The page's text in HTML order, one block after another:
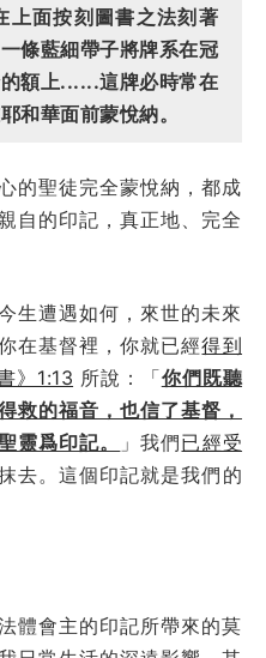
上面按刻圖書之法刻著
條藍細帶子將牌系在冠
額上......這牌必時常在
和華面前蒙悅納。
的聖徒完全蒙悅納，都成
自的印記，真正地、完全
生遭遇如何，來世的未來
在基督裡，你就已經得到
》1:13 所說：「你們既聽
救的福音，也信了基督，
靈爲印記。
」我們已經受
去。這個印記就是我們的
體會主的印記所帶來的莫